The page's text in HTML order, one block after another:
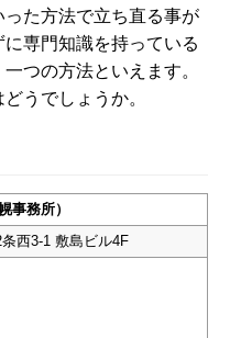
た方法で立ち直る事が
専門知識を持っている
つの方法といえます。
うでしょうか。
事務所）
西3-1 敷島ビル4F